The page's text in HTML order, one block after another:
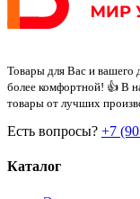
Товары для Вас и
более комфортной! 👍 В
товары от лучших
Есть вопросы? +7
Каталог